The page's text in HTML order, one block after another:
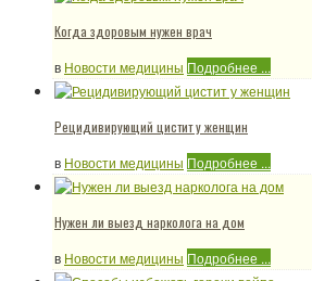
Когда здоровым нужен врач
в Новости медицины Подробнее ...
Рецидивирующий цистит у женщин
в Новости медицины Подробнее ...
Нужен ли выезд нарколога на дом
в Новости медицины Подробнее ...